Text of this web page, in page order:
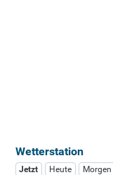
Wetterstation
Jetzt Heute Morgen